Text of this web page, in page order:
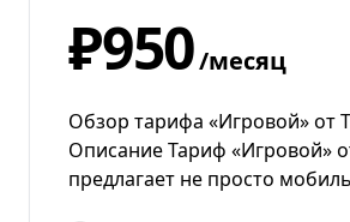
₽950/месяц
Обзор тарифа «Игровой» от
Описание Тариф «Игровой»
предлагает не просто